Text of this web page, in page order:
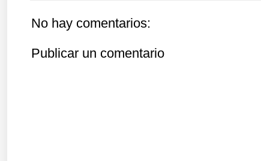
No hay comentarios:
Publicar un comentario